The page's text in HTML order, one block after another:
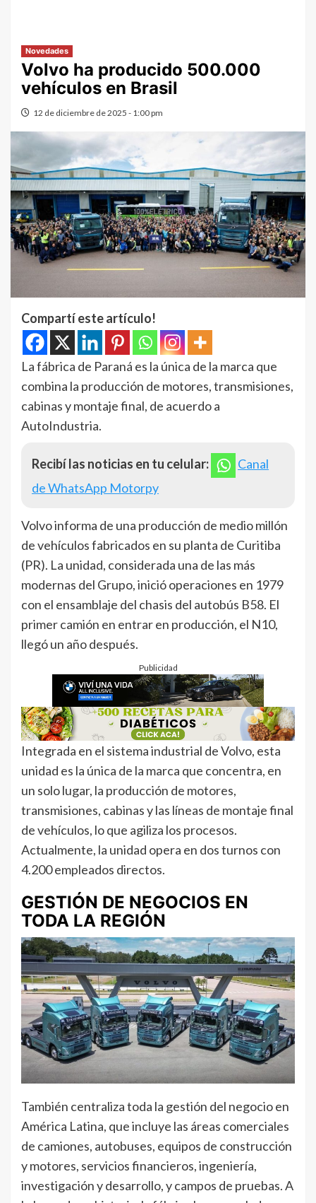
Novedades
Volvo ha producido 500.000
vehículos en Brasil
12 de diciembre de 2025 - 1:00 pm
Compartí este artículo!
La fábrica de Paraná es la única de la marca que
combina la producción de motores, transmisiones,
cabinas y montaje final, de acuerdo a
AutoIndustria.
Recibí las noticias en tu celular:
Canal
de WhatsApp Motorpy
Volvo informa de una producción de medio millón
de vehículos fabricados en su planta de Curitiba
(PR). La unidad, considerada una de las más
modernas del Grupo, inició operaciones en 1979
con el ensamblaje del chasis del autobús B58. El
primer camión en entrar en producción, el N10,
llegó un año después.
Publicidad
Integrada en el sistema industrial de Volvo, esta
unidad es la única de la marca que concentra, en
un solo lugar, la producción de motores,
transmisiones, cabinas y las líneas de montaje final
de vehículos, lo que agiliza los procesos.
Actualmente, la unidad opera en dos turnos con
4.200 empleados directos.
GESTIÓN DE NEGOCIOS EN
TODA LA REGIÓN
También centraliza toda la gestión del negocio en
América Latina, que incluye las áreas comerciales
de camiones, autobuses, equipos de construcción
y motores, servicios financieros, ingeniería,
investigación y desarrollo, y campos de pruebas. A